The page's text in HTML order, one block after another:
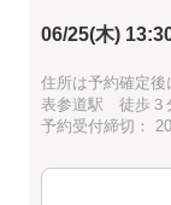
ッスンをされて
モノづくり・手仕
人気急上昇中のグ
https://
https://
06/25(木)
住所は予約確定後
表参道駅 徒歩３
予約受付締切：